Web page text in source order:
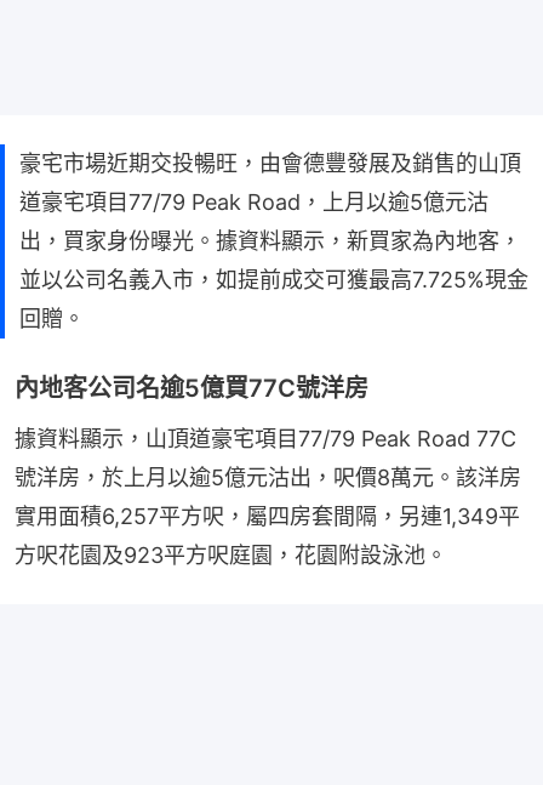
豪宅市場近期交投暢旺，由會德豐發展及銷售的山頂
道豪宅項目77/79 Peak Road，上月以逾5億元沽
出，買家身份曝光。據資料顯示，新買家為內地客，
並以公司名義入市，如提前成交可獲最高7.725%現金
回贈。
內地客公司名逾5億買77C號洋房
據資料顯示，山頂道豪宅項目77/79 Peak Road 77C
號洋房，於上月以逾5億元沽出，呎價8萬元。該洋房
實用面積6,257平方呎，屬四房套間隔，另連1,349平
方呎花園及923平方呎庭園，花園附設泳池。